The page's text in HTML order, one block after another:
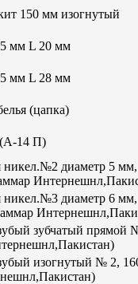
150 мм изогнутый
мм L 20 мм
мм L 28 мм
(цапка)
14 П)
никел.№2 диаметр 5 мм,
никел.№3 диаметр 6 мм,
зубчатый прямой
изогнутый № 2,